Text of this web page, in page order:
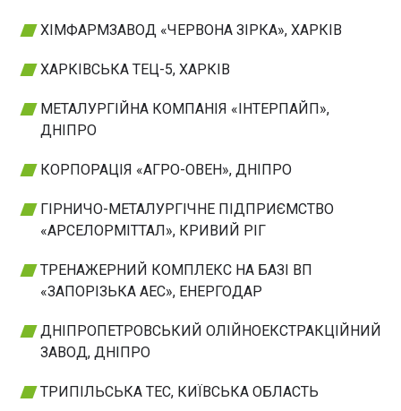
ХІМФАРМЗАВОД «ЧЕРВОНА ЗІРКА», ХАРКІВ
ХАРКІВСЬКА ТЕЦ-5, ХАРКІВ
МЕТАЛУРГІЙНА КОМПАНІЯ «ІНТЕРПАЙП»,
ДНІПРО
КОРПОРАЦІЯ «АГРО-ОВЕН», ДНІПРО
ГІРНИЧО-МЕТАЛУРГІЧНЕ ПІДПРИЄМСТВО
«АРСЕЛОРМІТТАЛ», КРИВИЙ РІГ
ТРЕНАЖЕРНИЙ КОМПЛЕКС НА БАЗІ ВП
«ЗАПОРІЗЬКА АЕС», ЕНЕРГОДАР
ДНІПРОПЕТРОВСЬКИЙ ОЛІЙНОЕКСТРАКЦІЙНИЙ
ЗАВОД, ДНІПРО
ТРИПІЛЬСЬКА ТЕС, КИЇВСЬКА ОБЛАСТЬ